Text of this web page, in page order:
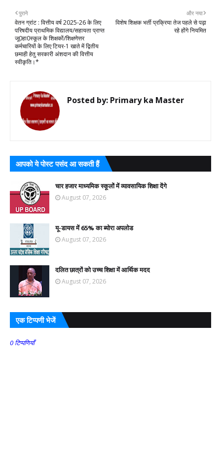
और नया
विशेष शिक्षक भर्ती प्रक्रिया तेज पहले से पढ़ा
रहे होंगे नियमित
पुराने
वेतन ग्रांट : वित्तीय वर्ष 2025-26 के लिए
परिषदीय प्राथमिक विद्यालय/सहायता प्राप्त
जू0हा0स्कूल के शिक्षकों/शिक्षणेत्तर
कर्मचारियों के लिए टियर-1 खाते में द्वितीय
छमाही हेतु सरकारी अंशदान की वित्तीय
स्वीकृति।*
Posted by: Primary ka Master
आपको ये पोस्ट पसंद आ सकती हैं
चार हजार माध्यमिक स्कूलों में व्यावसायिक शिक्षा देंगे
August 07, 2026
यू-डायस में 65% का ब्योरा अपलोड
August 07, 2026
दलित छात्रों को उच्च शिक्षा में आर्थिक मदद
August 07, 2026
एक टिप्पणी भेजें
0 टिप्पणियाँ